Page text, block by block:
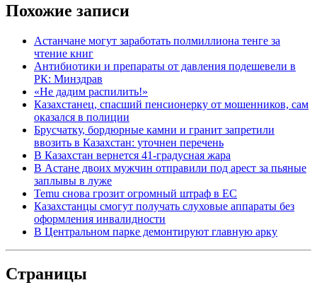
Похожие записи
Астанчане могут заработать полмиллиона тенге за
чтение книг
Антибиотики и препараты от давления подешевели в
РК: Минздрав
«Не дадим распилить!»
Казахстанец, спасший пенсионерку от мошенников, сам
оказался в полиции
Брусчатку, бордюрные камни и гранит запретили
ввозить в Казахстан: уточнен перечень
В Казахстан вернется 41-градусная жара
В Астане двоих мужчин отправили под арест за пьяные
заплывы в луже
Temu снова грозит огромный штраф в ЕС
Казахстанцы смогут получать слуховые аппараты без
оформления инвалидности
В Центральном парке демонтируют главную арку
Страницы